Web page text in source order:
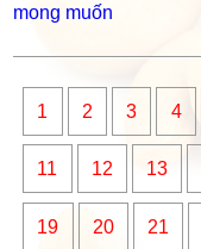
1 2 3 4
11 12 13
19 20 21